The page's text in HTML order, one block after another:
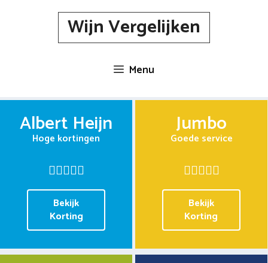
Wijn Vergelijken
Menu
Albert Heijn
Hoge kortingen
Bekijk
Korting
Jumbo
Goede service
Bekijk
Korting